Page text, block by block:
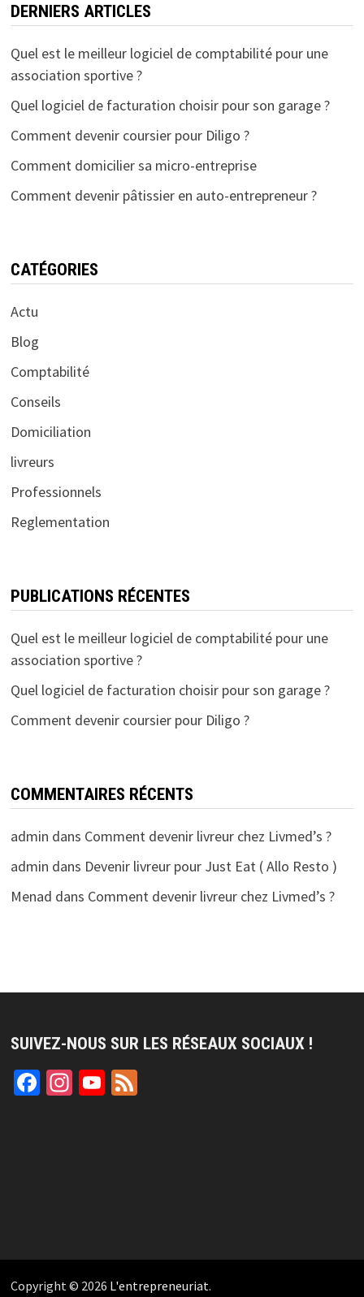
DERNIERS ARTICLES
Quel est le meilleur logiciel de comptabilité pour une
association sportive ?
Quel logiciel de facturation choisir pour son garage ?
Comment devenir coursier pour Diligo ?
Comment domicilier sa micro-entreprise
Comment devenir pâtissier en auto-entrepreneur ?
CATÉGORIES
Actu
Blog
Comptabilité
Conseils
Domiciliation
livreurs
Professionnels
Reglementation
PUBLICATIONS RÉCENTES
Quel est le meilleur logiciel de comptabilité pour une
association sportive ?
Quel logiciel de facturation choisir pour son garage ?
Comment devenir coursier pour Diligo ?
COMMENTAIRES RÉCENTS
admin dans Comment devenir livreur chez Livmed’s ?
admin dans Devenir livreur pour Just Eat ( Allo Resto )
Menad dans Comment devenir livreur chez Livmed’s ?
SUIVEZ-NOUS SUR LES RÉSEAUX SOCIAUX !
Facebook
Instagram
YouTube
Feed
Copyright © 2026 L'entrepreneuriat.